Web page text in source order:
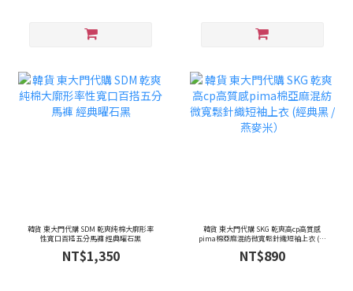
韓貨 東大門代購 SDM 乾爽純棉大廓形率
性寬口百搭五分馬褲 經典曜石黑
NT$1,350
韓貨 東大門代購 SKG 乾爽高cp高質感
pima棉亞麻混紡微寬鬆針織短袖上衣 (經
典黑 / 燕麥米）
NT$890